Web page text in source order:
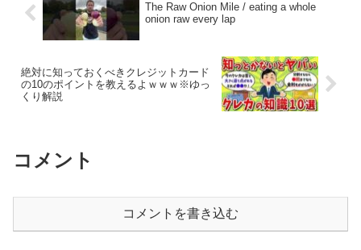
The Raw Onion Mile / eating a whole
onion raw every lap
絶対に知っておくべきクレジットカード
の10のポイントを教えるよｗｗｗ※ゆっ
くり解説
コメント
コメントを書き込む